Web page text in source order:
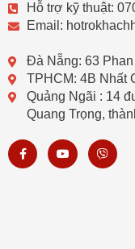
Hỗ trợ kỹ thuật:
Email:
Đà Nẵng: 63
TPHCM: 4B Nhất
Quảng Ngãi : 14
Quang Trọng,
F
a
c
Y
o
u
V
i
b